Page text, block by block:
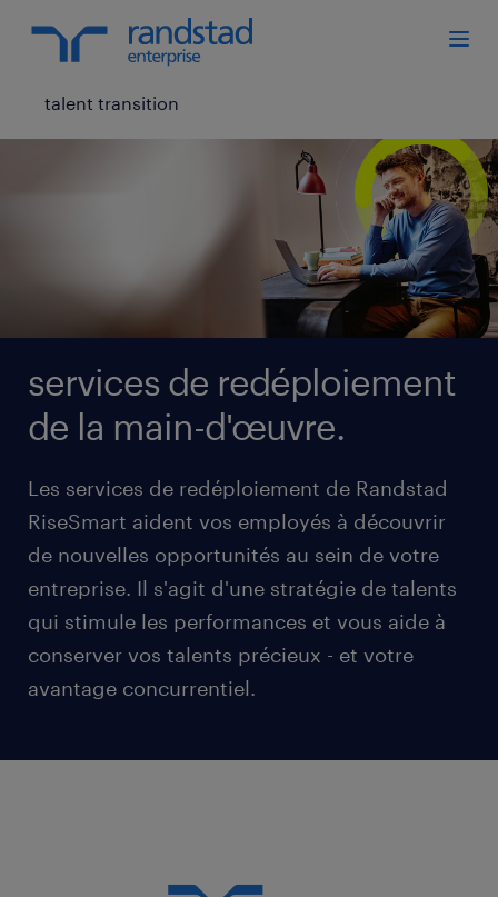
talent transition
services de redéploiement
de la main-d'œuvre.
Les services de redéploiement de Randstad
RiseSmart aident vos employés à découvrir
de nouvelles opportunités au sein de votre
entreprise. Il s'agit d'une stratégie de talents
qui stimule les performances et vous aide à
conserver vos talents précieux - et votre
avantage concurrentiel.